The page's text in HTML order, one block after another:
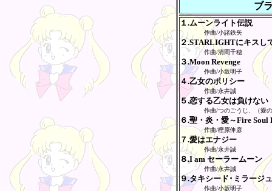
ブ
１.ムーンライト伝説
作曲/小諸鉄矢
２.STARLIGHTにキスし
作曲/清岡千穂
３.Moon Revenge
作曲/小坂明子
４.乙女のポリシー
作曲/永井誠
５.恋する乙女は負けない
作曲/つのごうじ、（愛
６.聖・炎・愛～Fire Soul
作曲/樫原伸彦
７.愛はエナジー
作曲/永井誠
８.I am セーラームーン
作曲/永井誠
９.タキシード･ミラージュ
作曲/小坂明子